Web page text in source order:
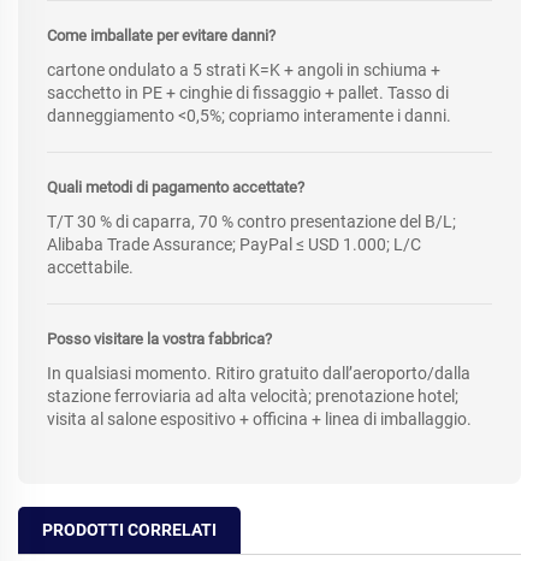
Come imballate per evitare danni?
cartone ondulato a 5 strati K=K + angoli in schiuma +
sacchetto in PE + cinghie di fissaggio + pallet. Tasso di
danneggiamento <0,5%; copriamo interamente i danni.
Quali metodi di pagamento accettate?
T/T 30 % di caparra, 70 % contro presentazione del B/L;
Alibaba Trade Assurance; PayPal ≤ USD 1.000; L/C
accettabile.
Posso visitare la vostra fabbrica?
In qualsiasi momento. Ritiro gratuito dall’aeroporto/dalla
stazione ferroviaria ad alta velocità; prenotazione hotel;
visita al salone espositivo + officina + linea di imballaggio.
PRODOTTI CORRELATI